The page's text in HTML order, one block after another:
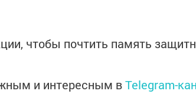
чтобы почтить память
и интересным вTelegram-